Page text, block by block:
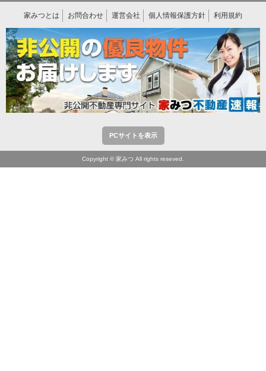
家みつとは お問合わせ 運営会社 個人情報保護方針 利用規約
PCサイトを表示
Copyright © 家みつ All rights reseved.